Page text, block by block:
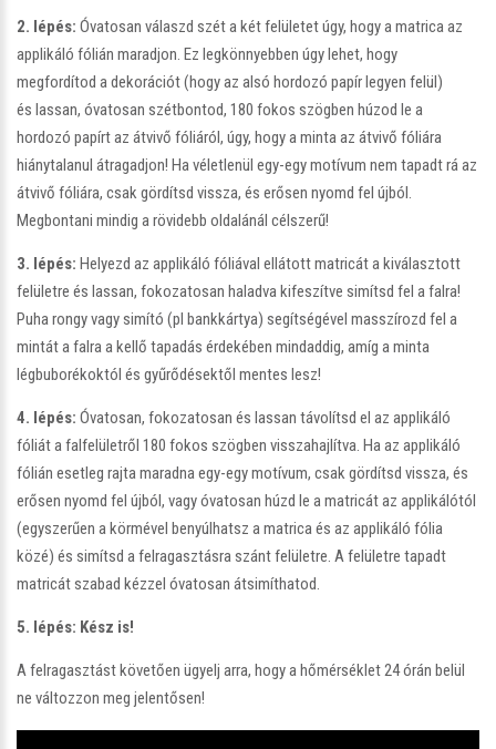
2. lépés: Óvatosan válaszd szét a két felületet úgy, hogy a matrica az
applikáló fólián maradjon. Ez legkönnyebben úgy lehet, hogy
megfordítod a dekorációt (hogy az alsó hordozó papír legyen felül)
és lassan, óvatosan szétbontod, 180 fokos szögben húzod le a
hordozó papírt az átvivő fóliáról, úgy, hogy a minta az átvivő fóliára
hiánytalanul átragadjon! Ha véletlenül egy-egy motívum nem tapadt rá az
átvivő fóliára, csak gördítsd vissza, és erősen nyomd fel újból.
Megbontani mindig a rövidebb oldalánál célszerű!
3. lépés: Helyezd az applikáló fóliával ellátott matricát a kiválasztott
felületre és lassan, fokozatosan haladva kifeszítve simítsd fel a falra!
Puha rongy vagy simító (pl bankkártya) segítségével masszírozd fel a
mintát a falra a kellő tapadás érdekében mindaddig, amíg a minta
légbuborékoktól és gyűrődésektől mentes lesz!
4. lépés: Óvatosan, fokozatosan és lassan távolítsd el az applikáló
fóliát a falfelületről 180 fokos szögben visszahajlítva. Ha az applikáló
fólián esetleg rajta maradna egy-egy motívum, csak gördítsd vissza, és
erősen nyomd fel újból, vagy óvatosan húzd le a matricát az applikálótól
(egyszerűen a körmével benyúlhatsz a matrica és az applikáló fólia
közé) és simítsd a felragasztásra szánt felületre. A felületre tapadt
matricát szabad kézzel óvatosan átsimíthatod.
5. lépés: Kész is!
A felragasztást követően ügyelj arra, hogy a hőmérséklet 24 órán belül
ne változzon meg jelentősen!